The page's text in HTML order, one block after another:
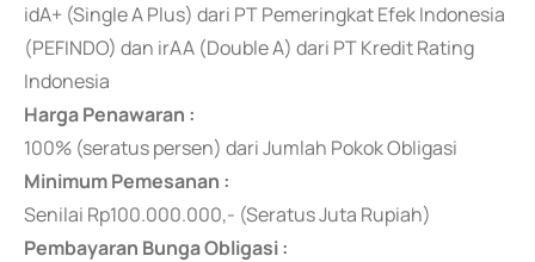
idA+ (Single A Plus) dari PT Pemeringkat Efek Indonesia
(PEFINDO) dan irAA (Double A) dari PT Kredit Rating
Indonesia
Harga Penawaran :
100% (seratus persen) dari Jumlah Pokok Obligasi
Minimum Pemesanan :
Senilai Rp100.000.000,- (Seratus Juta Rupiah)
Pembayaran Bunga Obligasi :